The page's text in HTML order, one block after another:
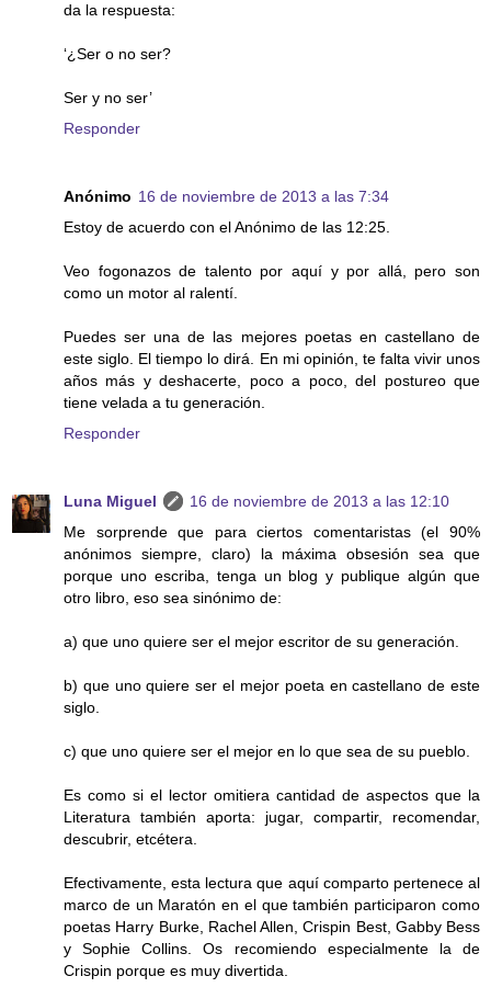
da la respuesta:
‘¿Ser o no ser?
Ser y no ser’
Responder
Anónimo 16 de noviembre de 2013 a las 7:34
Estoy de acuerdo con el Anónimo de las 12:25.
Veo fogonazos de talento por aquí y por allá, pero son
como un motor al ralentí.
Puedes ser una de las mejores poetas en castellano de
este siglo. El tiempo lo dirá. En mi opinión, te falta vivir unos
años más y deshacerte, poco a poco, del postureo que
tiene velada a tu generación.
Responder
Luna Miguel
16 de noviembre de 2013 a las 12:10
Me sorprende que para ciertos comentaristas (el 90%
anónimos siempre, claro) la máxima obsesión sea que
porque uno escriba, tenga un blog y publique algún que
otro libro, eso sea sinónimo de:
a) que uno quiere ser el mejor escritor de su generación.
b) que uno quiere ser el mejor poeta en castellano de este
siglo.
c) que uno quiere ser el mejor en lo que sea de su pueblo.
Es como si el lector omitiera cantidad de aspectos que la
Literatura también aporta: jugar, compartir, recomendar,
descubrir, etcétera.
Efectivamente, esta lectura que aquí comparto pertenece al
marco de un Maratón en el que también participaron como
poetas Harry Burke, Rachel Allen, Crispin Best, Gabby Bess
y Sophie Collins. Os recomiendo especialmente la de
Crispin porque es muy divertida.